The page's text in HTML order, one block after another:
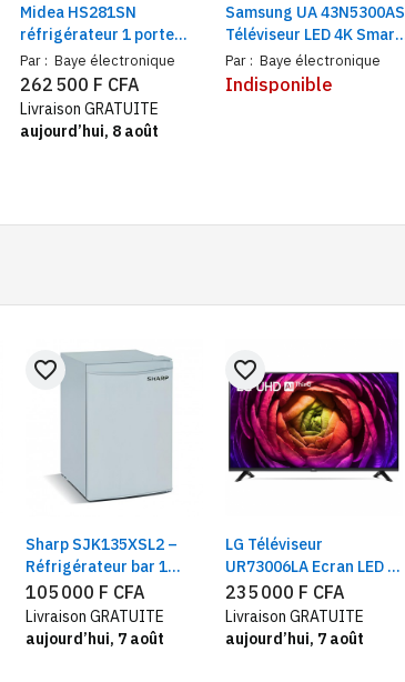
Midea HS281SN
réfrigérateur 1 porte
vitrine 220 L | Frigo
vitrine commerce
refroidissement No
Frost
Par : Baye électronique
262 500 F CFA
Livraison GRATUITE
aujourd’hui, 8 août
Samsung UA 43N5300AS
Téléviseur LED 4K Smart
TV, Série 5 | Résolution
(1920X1080) | Taille 43'' |
Par : Baye électronique
Indisponible
Sharp SJK135XSL2 –
Réfrigérateur bar 1
porte
favorite_border
105 000 F CFA
Livraison GRATUITE
aujourd’hui, 7 août
LG Téléviseur
UR73006LA Ecran LED |
43"/50"/65''| UHD |
Processeur α5 AI 4K
Gen6
favorite_border
235 000 F CFA
Livraison GRATUITE
aujourd’hui, 7 août